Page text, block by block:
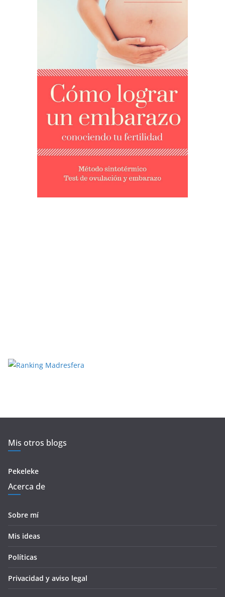
Mis otros blogs
Pekeleke
Acerca de
Sobre mí
Mis ideas
Políticas
Privacidad y aviso legal